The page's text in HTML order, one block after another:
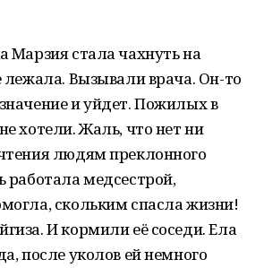
Марзия стала чахнуть на
лежала. Вызывали врача. Он-то
и уйдет. Пожилых в
хотели. Жаль, что нет ни
людям преклонного
работала медсестрой,
скольким спасла жизни!
И кормили её соседи. Ела
после уколов ей немного